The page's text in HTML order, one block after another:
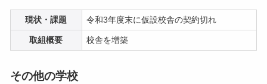
現状・課題 令和3年度末に仮設校舎の契約切れ
取組概要 校舎を増築
その他の学校